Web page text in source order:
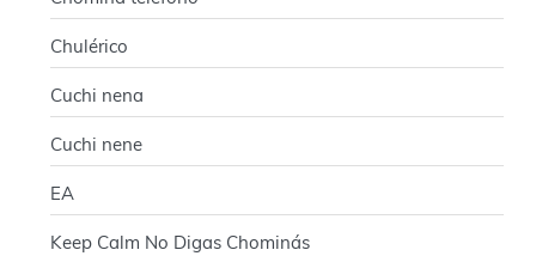
Chulérico
Cuchi nena
Cuchi nene
EA
Keep Calm No Digas Chominás